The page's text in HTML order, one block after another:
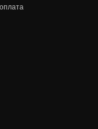
В КОРЗИНУ